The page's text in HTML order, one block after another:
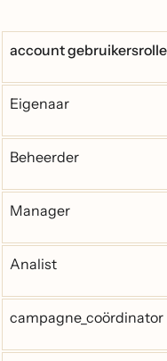
account
Eigenaar
Beheerder
Manager
Analist
campagne_coördinator